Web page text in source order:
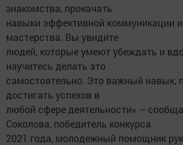
знакомства, прокачать
навыки эффективной коммуникации и
мастерства. Вы увидите
людей, которые умеют убеждать и
научитесь делать это
самостоятельно. Это важный
достигать успехов в
любой сфере деятельности» –
Соколова, победитель конкурса
2021 года, молодежный помощник